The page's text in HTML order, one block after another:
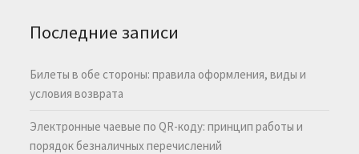
Последние записи
Билеты в обе стороны: правила оформления, виды и
условия возврата
Электронные чаевые по QR-коду: принцип работы и
порядок безналичных перечислений